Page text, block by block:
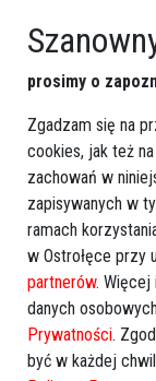
Więcej o: atak
ostrołęcki
prosimy o
Zgadzam się na
cookies, jak też
zachowań w
zapisywanych w
ramach
w Ostrołęce przy
partnerów.
danych
Prywatności.
być w każdej